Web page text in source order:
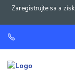
Zaregistrujte sa a